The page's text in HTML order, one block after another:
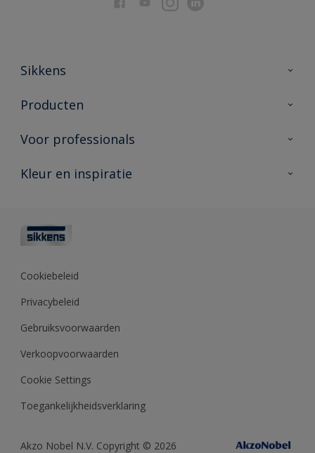
Sikkens
Over Sikkens
Duurzaamheid
Producten
Producten voor binnen
Vind je verkooppunt
Voor professionals
Advies & service
Polyfilla Pro
Sikkens Center
Kleur en inspiratie
Kleurcollecties
Kennisbank
Cookiebeleid
Privacybeleid
Gebruiksvoorwaarden
Verkoopvoorwaarden
Cookie Settings
Toegankelijkheidsverklaring
Akzo Nobel N.V. Copyright © 2026